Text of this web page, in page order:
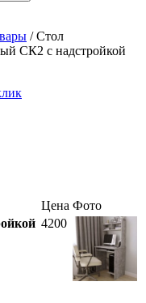
/ Стол
СК2 с надстройкой
Цена Фото
4200